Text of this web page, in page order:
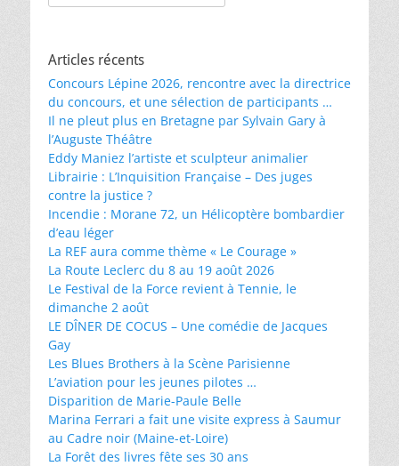
Articles récents
Concours Lépine 2026, rencontre avec la directrice
du concours, et une sélection de participants …
Il ne pleut plus en Bretagne par Sylvain Gary à
l’Auguste Théâtre
Eddy Maniez l’artiste et sculpteur animalier
Librairie : L’Inquisition Française – Des juges
contre la justice ?
Incendie : Morane 72, un Hélicoptère bombardier
d’eau léger
La REF aura comme thème « Le Courage »
La Route Leclerc du 8 au 19 août 2026
Le Festival de la Force revient à Tennie, le
dimanche 2 août
LE DÎNER DE COCUS – Une comédie de Jacques
Gay
Les Blues Brothers à la Scène Parisienne
L’aviation pour les jeunes pilotes …
Disparition de Marie-Paule Belle
Marina Ferrari a fait une visite express à Saumur
au Cadre noir (Maine-et-Loire)
La Forêt des livres fête ses 30 ans